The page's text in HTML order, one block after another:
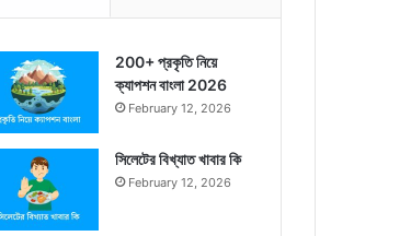
200+ প্রকৃতি নিয়ে
ক্যাপশন বাংলা 2026
February 12, 2026
সিলেটের বিখ্যাত খাবার কি
February 12, 2026